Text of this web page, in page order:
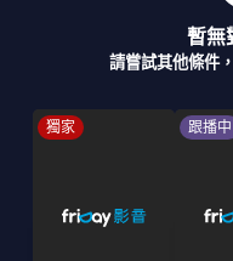
暫無
請嘗試其他條件
獨家 跟播中